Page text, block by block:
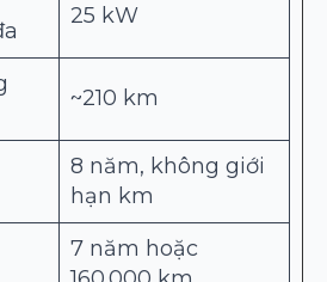
25 kW
~210 km
8 năm, không giới
hạn km
7 năm hoặc